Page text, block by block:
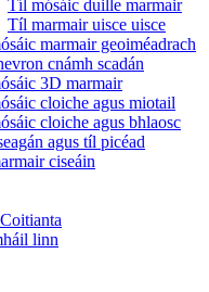
Tíl mósáic duille marmair
Tíl marmair uisce uisce
marmair geoiméadrach
cnámh scadán
3D marmair
cloiche agus miotail
cloiche agus bhlaosc
agus tíl picéad
ciseáin
linn